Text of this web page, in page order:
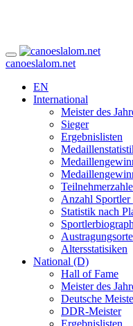
canoeslalom.net
EN
International
Meister des
Sieger
Ergebnislisten
Anzahl
Statistik nach
Austragungsorte
Altersstatisiken
National (D)
Hall of Fame
Meister des
Deutsche
DDR-Meister
Ergebnislisten